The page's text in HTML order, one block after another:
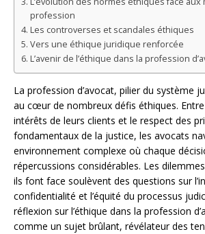
profession
Les controverses et scandales éthiques
Vers une éthique juridique renforcée
L’avenir de l’éthique dans la profession
La profession d’avocat, pilier du système
au cœur de nombreux défis éthiques.
intérêts de leurs clients et le respect des
fondamentaux de la justice, les avocats
environnement complexe où chaque
répercussions considérables. Les
ils font face soulèvent des questions sur
confidentialité et l’équité du processus
réflexion sur l’éthique dans la profession
comme un sujet brûlant, révélateur des